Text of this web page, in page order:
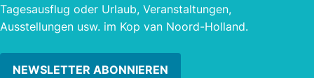
Tagesausflug oder Urlaub, Veranstaltungen,
Ausstellungen usw. im Kop van Noord-Holland.
NEWSLETTER ABONNIEREN